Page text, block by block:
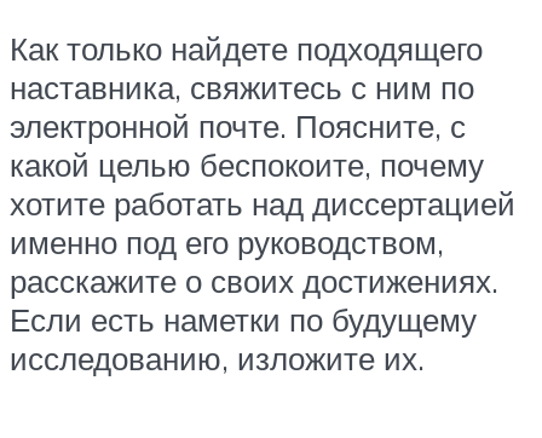
Как только найдете подходящего
наставника, свяжитесь с ним по
электронной почте. Поясните, с
какой целью беспокоите, почему
хотите работать над диссертацией
именно под его руководством,
расскажите о своих достижениях.
Если есть наметки по будущему
исследованию, изложите их.